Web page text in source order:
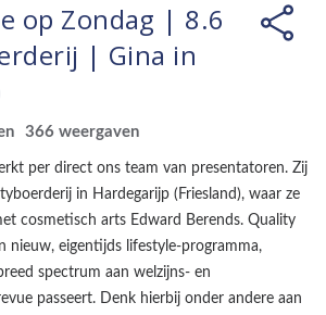
op Zondag | 8.6
| Gina in
366 weergaven
per direct ons team van presentatoren. Zij
in Hardegarijp (Friesland), waar ze
cosmetisch arts Edward Berends. Quality
nieuw, eigentijds lifestyle-programma,
spectrum aan welzijns- en
passeert. Denk hierbij onder andere aan